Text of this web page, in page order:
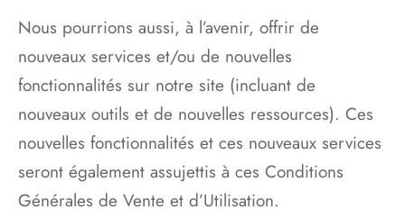
Nous pourrions aussi, à l’avenir, offrir de
nouveaux services et/ou de nouvelles
fonctionnalités sur notre site (incluant de
nouveaux outils et de nouvelles ressources). Ces
nouvelles fonctionnalités et ces nouveaux services
seront également assujettis à ces Conditions
Générales de Vente et d’Utilisation.